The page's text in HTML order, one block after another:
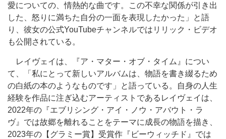
愛についての、情熱的な曲です。この不幸な関係が引き出
した、怒りに満ちた自分の一面を表現したかった」と語
り、彼女の公式YouTubeチャンネルではリリック・ビデオ
も公開されている。
レイヴェイは、『ア・マター・オブ・タイム』につい
て、「私にとって新しいアルバムは、物語を書き綴るため
の白紙の本のようなものです」と語っている。自身の人生
経験を作品に注ぎ込むアーティストであるレイヴェイは、
2022年の『エブリシング・アイ・ノウ・アバウト・ラ
ヴ』では故郷を離れることをテーマに成長の物語を描き、
2023年の【グラミー賞】受賞作『ビーウィッチド』では